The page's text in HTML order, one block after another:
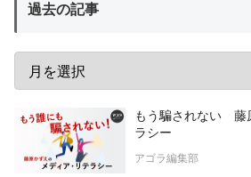
過去の記事
もう騙されない 藤
ラシー
アゴラ編集部